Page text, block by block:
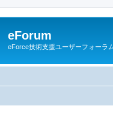
eForum
eForce技術支援ユーザーフォーラ